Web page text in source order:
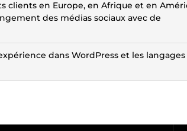
clients en Europe, en Afrique et en
des médias sociaux avec de
dans WordPress et les langages